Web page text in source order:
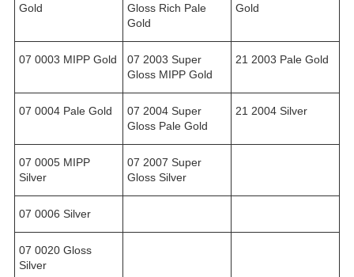
Gold
Gloss Rich Pale
Gold
Gold
07 0003 MIPP Gold
07 2003 Super
Gloss MIPP Gold
21 2003 Pale Gold
07 0004 Pale Gold
07 2004 Super
Gloss Pale Gold
21 2004 Silver
07 0005 MIPP
Silver
07 2007 Super
Gloss Silver
07 0006 Silver
07 0020 Gloss
Silver